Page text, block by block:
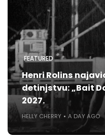
FEATURED
Henri Rolins
detinjstvu: „Bait
2027.
HELLY CHERRY A DAY AGO